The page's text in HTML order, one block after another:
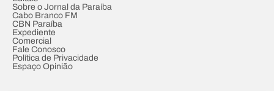
Sobre o Jornal da Paraíba
Cabo Branco FM
CBN Paraíba
Expediente
Comercial
Fale Conosco
Política de Privacidade
Espaço Opinião